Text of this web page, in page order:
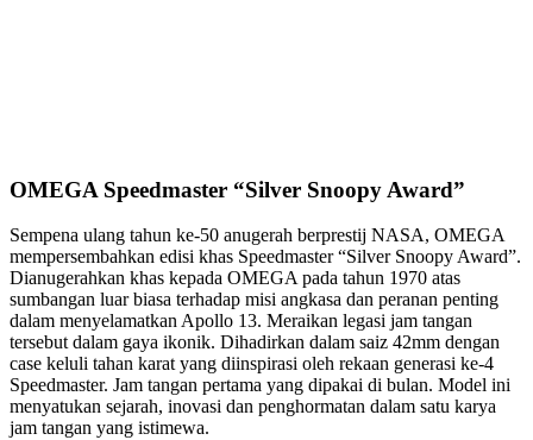
OMEGA Speedmaster “Silver Snoopy Award”
Sempena ulang tahun ke-50 anugerah berprestij NASA, OMEGA
mempersembahkan edisi khas Speedmaster “Silver Snoopy Award”.
Dianugerahkan khas kepada OMEGA pada tahun 1970 atas
sumbangan luar biasa terhadap misi angkasa dan peranan penting
dalam menyelamatkan Apollo 13. Meraikan legasi jam tangan
tersebut dalam gaya ikonik. Dihadirkan dalam saiz 42mm dengan
case keluli tahan karat yang diinspirasi oleh rekaan generasi ke-4
Speedmaster. Jam tangan pertama yang dipakai di bulan. Model ini
menyatukan sejarah, inovasi dan penghormatan dalam satu karya
jam tangan yang istimewa.